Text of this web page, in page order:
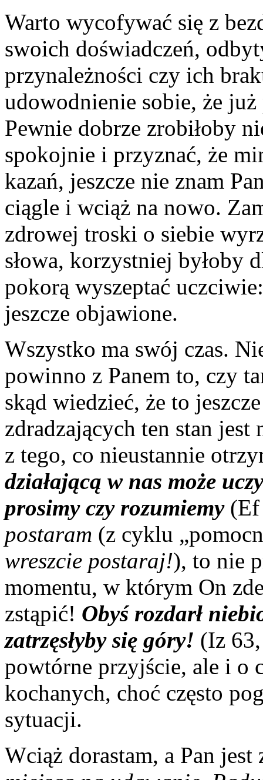
Warto wycofywać się z
swoich doświadczeń,
przynależności czy ich
udowodnienie sobie, że
Pewnie dobrze zrobiłoby
spokojnie i przyznać, że
kazań, jeszcze nie znam
ciągle i wciąż na nowo.
zdrowej troski o siebie
słowa, korzystniej byłoby
pokorą wyszeptać
jeszcze objawione.
Wszystko ma swój czas.
powinno z Panem to, czy
skąd wiedzieć, że to
zdradzających ten stan
z tego, co nieustannie
działającą w nas może
prosimy czy rozumiemy
postaram (z cyklu
wreszcie postaraj!), to nie
momentu, w którym On
zstąpić! Obyś rozdarł
zatrzęsłyby się góry! (Iz
powtórne przyjście, ale i o
kochanych, choć często
sytuacji.
Wciąż dorastam, a Pan jest